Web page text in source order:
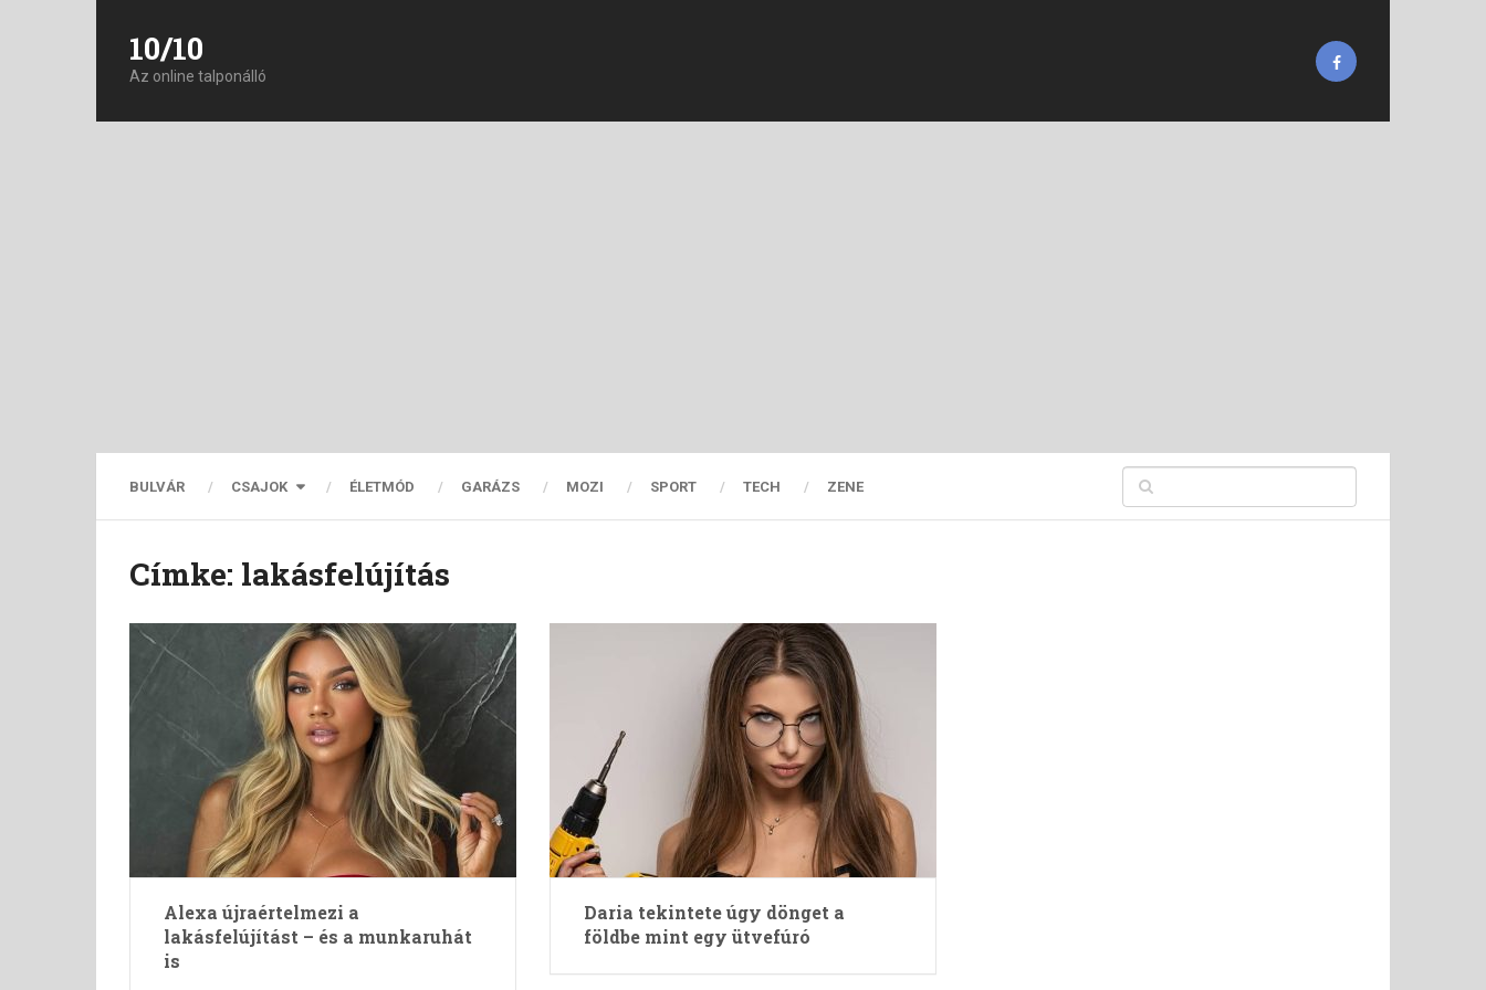
10/10
Az online talponálló
BULVÁR CSAJOK ÉLETMÓD GARÁZS MOZI SPORT TECH ZENE
Címke: lakásfelújítás
Alexa újraértelmezi a
lakásfelújítást – és a munkaruhát
is
Daria tekintete úgy dönget a
földbe mint egy ütvefúró